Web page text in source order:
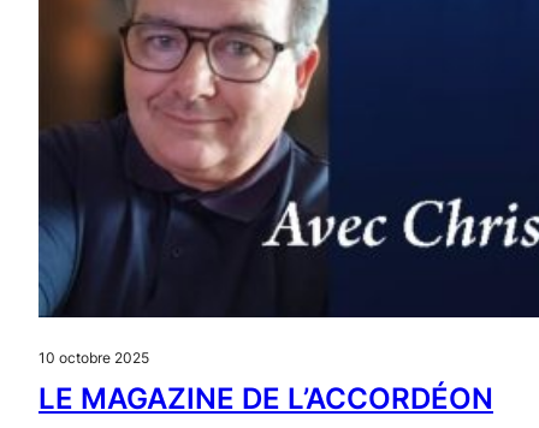
10 octobre 2025
LE MAGAZINE DE L’ACCORDÉON